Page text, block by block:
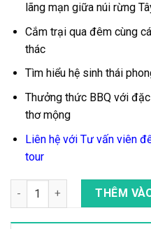
lãng mạn giữa núi rừng
Cắm trại qua đêm cùng
thác
Tìm hiểu hệ sinh thái
Thưởng thức BBQ với
thơ mộng
Liên hệ với Tư vấn viên
tour
Tour Trekking - Cắm Trại
THÊM